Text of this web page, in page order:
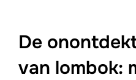
De
van lombok: